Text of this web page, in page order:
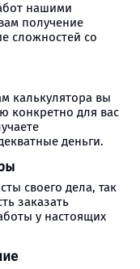
нашими
получение
сложностей со
калькулятора вы
конкретно для вас
деньги.
своего дела, так
заказать
у настоящих